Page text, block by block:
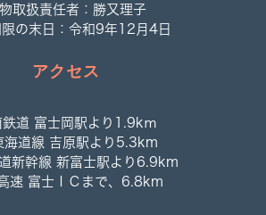
取扱責任者：勝又理子
の末日：令和9年12月4日
アクセス
鉄道 富士岡駅より1.9kｍ
海道線 吉原駅より5.3km
新幹線 新富士駅より6.9km
速 富士ＩＣまで、6.8km